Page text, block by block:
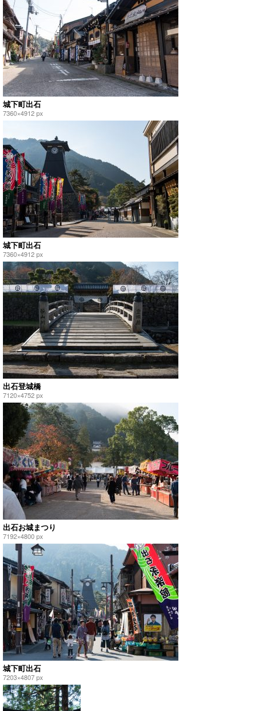
城下町出石
7360×4912 px
城下町出石
7360×4912 px
出石登城橋
7120×4752 px
出石お城まつり
7192×4800 px
城下町出石
7203×4807 px